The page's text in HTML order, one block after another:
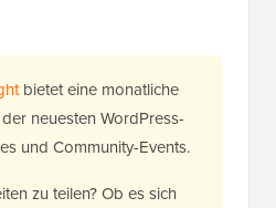
bietet eine monatliche
neuesten WordPress-
und Community-Events.
zu teilen? Ob es sich